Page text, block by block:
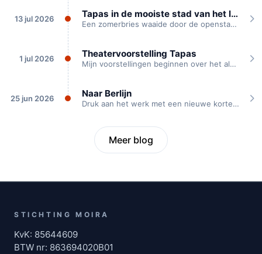
13 jul 2026 Tapas in de mooiste stad van het land
Een zomerbries waaide door de openstaande kloosterramen. Buiten klepperden de ooievaren die voor het...
1 jul 2026 Theatervoorstelling Tapas
Mijn voorstellingen beginnen over het algemeen met een idee dat ik heb. Of een...
25 jun 2026 Naar Berlijn
Druk aan het werk met een nieuwe korte voorstelling “Naar Berlijn”. Deze vertelt het...
Meer blog
STICHTING MOIRA
KvK: 85644609
BTW nr: 863694020B01